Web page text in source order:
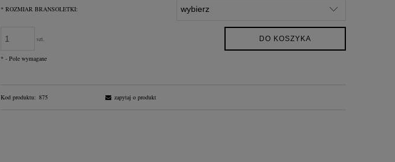
dni, wyświetlana jest najniższa cena od
sprzedaży.
* ROZMIAR BRANSOLETKI:
szt. DO KOSZYKA
* - Pole wymagane
Kod produktu: 875 zapytaj o produkt